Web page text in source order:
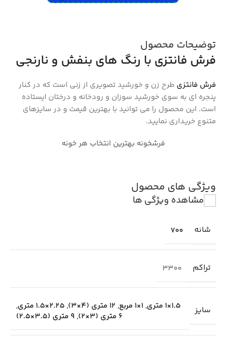
توضیحات محصول
فرش فانتزی با رنگ های بنفش و نارنجی
فرش فانتزی طرح زن و خورشید تصویری از زنی است که در کنار
پنجره ای به سوی خورشید سوزان و رودخانه و درختان ایستاده
است. این محصول را می توانید با بهترین قیمت و در سایزهای
متنوع خریداری نمایید.
فرشخونه بهترین انتخاب هر خونه
ویژگی های محصول
مشاهده ویژگی ها
شانه 700
تراکم 3300
سایز 1.5×1 متری ,1×1 مربع , 12 متری (4×3) ,2.25×1.5 متری
,
6 متری (3×2)
, 9 متری (3.5×2.5)